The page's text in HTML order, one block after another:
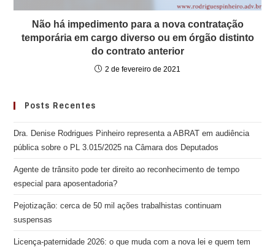
Não há impedimento para a nova contratação
temporária em cargo diverso ou em órgão distinto
do contrato anterior
2 de fevereiro de 2021
Posts Recentes
Dra. Denise Rodrigues Pinheiro representa a ABRAT em audiência
pública sobre o PL 3.015/2025 na Câmara dos Deputados
Agente de trânsito pode ter direito ao reconhecimento de tempo
especial para aposentadoria?
Pejotização: cerca de 50 mil ações trabalhistas continuam
suspensas
Licença-paternidade 2026: o que muda com a nova lei e quem tem